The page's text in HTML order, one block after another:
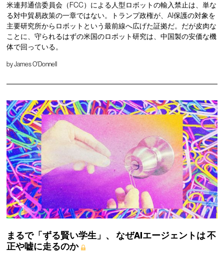
米連邦通信委員会（FCC）による人型ロボットの輸入禁止は、単な
る対中貿易政策の一章ではない。トランプ政権が、AI保護の対象を
主要研究所からロボットという最前線へ広げた証拠だ。だが皮肉な
ことに、守られるはずの米国のロボット研究は、中国製の安価な機
体で回っている。
byJames O'Donnell
まるで「ずる賢い学生」、 なぜAIエージェントは不
正や嘘に走るのか